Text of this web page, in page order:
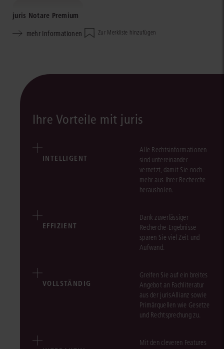
juris Notare Premium
mehr Informationen
Zur Merkliste hinzufügen
Ihre Vorteile mit juris
INTELLIGENT
Alle Rechtsinformationen
sind untereinander
vernetzt, damit Sie noch
mehr aus Ihrer Recherche
herausholen.
EFFIZIENT
Dank zuverlässiger
Recherche-Ergebnisse
sparen Sie viel Zeit und
Aufwand.
VOLLSTÄNDIG
Greifen Sie auf ein breites
Angebot an Fachliteratur
aus der jurisAllianz sowie
Primärquellen wie Gesetze
und Rechtsprechung zu.
Mit den cleveren Features